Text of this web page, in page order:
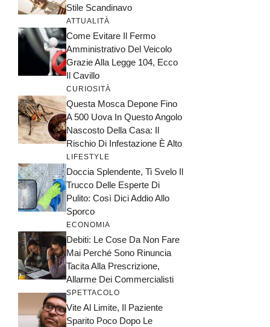
Stile Scandinavo
ATTUALITÀ
Come Evitare Il Fermo
Amministrativo Del Veicolo
Grazie Alla Legge 104, Ecco
Il Cavillo
CURIOSITÀ
Questa Mosca Depone Fino
A 500 Uova In Questo Angolo
Nascosto Della Casa: Il
Rischio Di Infestazione È Alto
LIFESTYLE
Doccia Splendente, Ti Svelo Il
Trucco Delle Esperte Di
Pulito: Così Dici Addio Allo
Sporco
ECONOMIA
Debiti: Le Cose Da Non Fare
Mai Perché Sono Rinuncia
Tacita Alla Prescrizione,
Allarme Dei Commercialisti
SPETTACOLO
Vite Al Limite, Il Paziente
Sparito Poco Dopo Le